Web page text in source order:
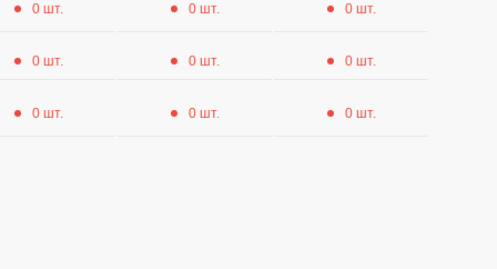
0 шт. 0 шт. 0 шт.
0 шт. 0 шт. 0 шт.
0 шт. 0 шт. 0 шт.